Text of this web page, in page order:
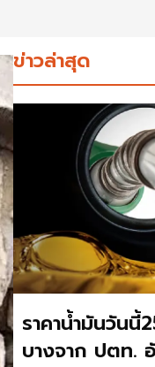
ข่าวล่าสุด
ราคาน้ำมันวัน
บางจาก ปตท.